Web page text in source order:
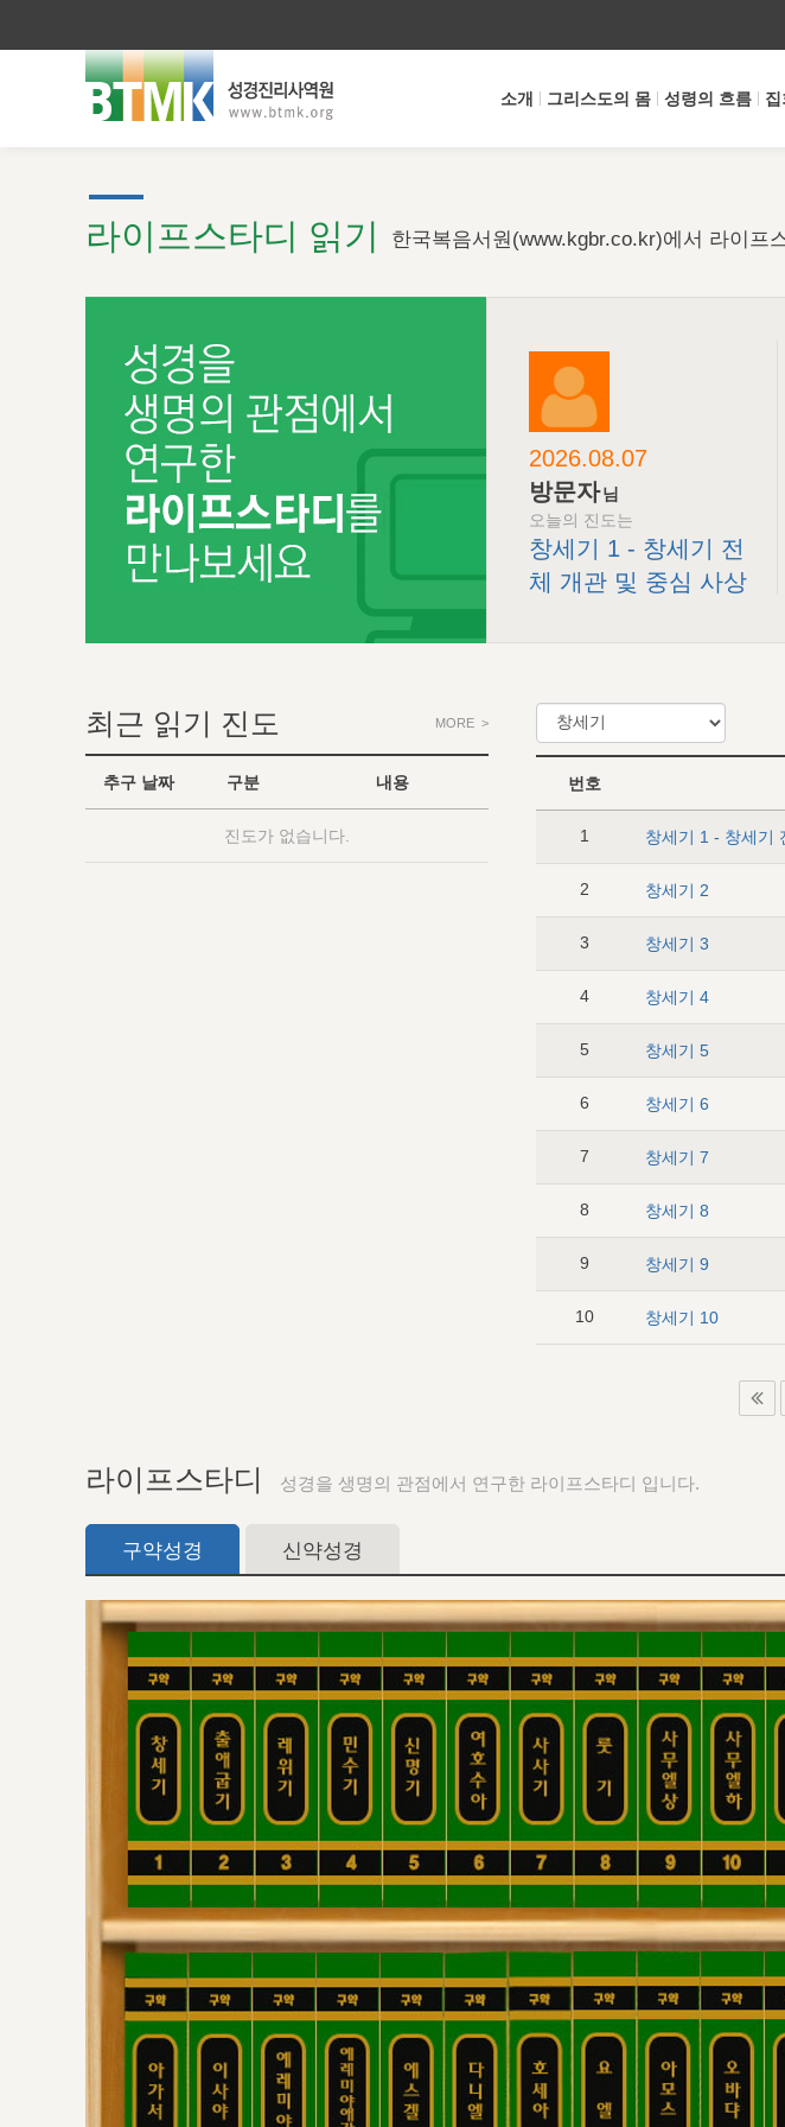
소개 그리스도의 몸 성령의 흐름
라이프스타디 읽기 한국복음서원(www.kgbr.co.kr)에서 라이프
2026.08.07
방문자님
오늘의 진도는
창세기 1 - 창세기 전
체 개관 및 중심 사상
최근 읽기 진도 MORE >
추구 날짜 구분 내용
진도가 없습니다.
번호
1 창세기 1 - 창세기
2 창세기 2
3 창세기 3
4 창세기 4
5 창세기 5
6 창세기 6
7 창세기 7
8 창세기 8
9 창세기 9
10 창세기 10
라이프스타디 성경을 생명의 관점에서 연구한 라이프스타디 입니다.
구약성경 신약성경